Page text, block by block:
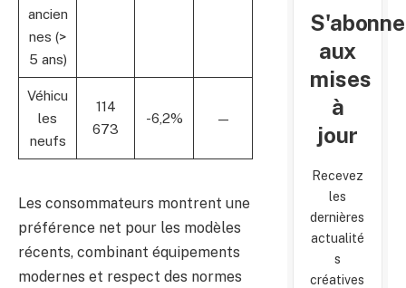
ancien
nes (>
5 ans)
Véhicu
les
neufs
114
673
-6,2% —
Les consommateurs montrent une
préférence net pour les modèles
récents, combinant équipements
modernes et respect des normes
aux
mises
à
jour
Recevez
les
dernières
actualité
s
créatives